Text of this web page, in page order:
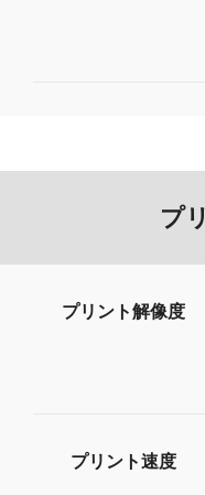
プ
プリント解像度
プリント速度